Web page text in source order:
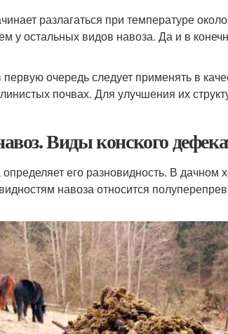
разлагаться при температуре
у остальных видов навоза. Да и в
очередь следует применять в
почвах. Для улучшения их
Виды конского
его разновидность. В дачном
навоза относится